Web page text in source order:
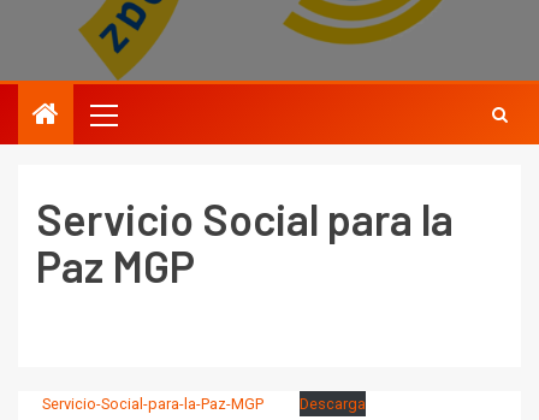
Servicio Social para la
Paz MGP
Servicio-Social-para-la-Paz-MGP Descarga